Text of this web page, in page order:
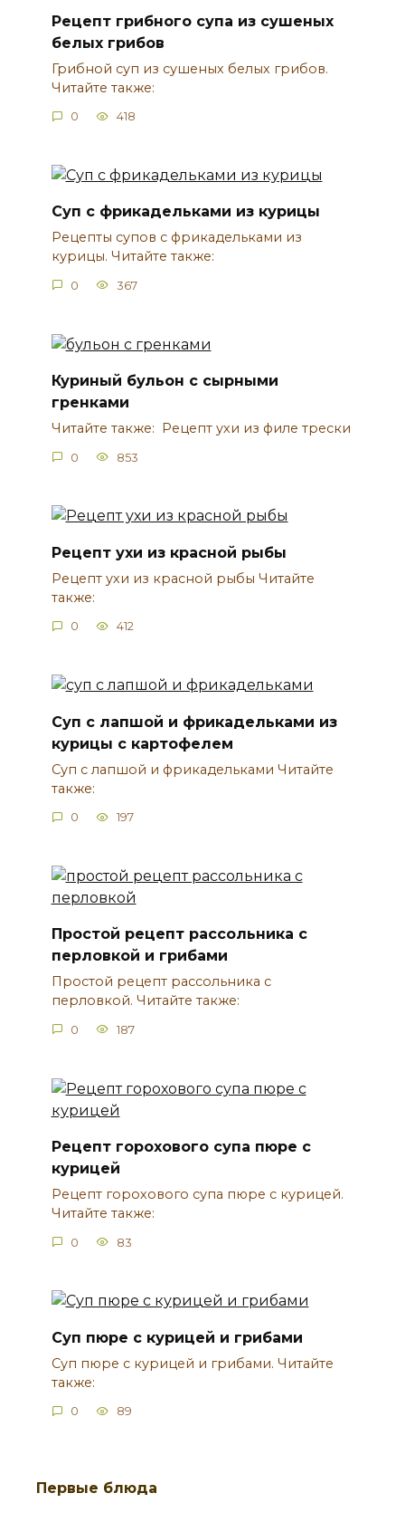
Рецепт грибного супа из сушеных
белых грибов
Грибной суп из сушеных белых грибов.
Читайте также:
0 418
Суп с фрикадельками из курицы
Рецепты супов с фрикадельками из
курицы. Читайте также:
0 367
Куриный бульон с сырными
гренками
Читайте также: Рецепт ухи из филе трески
0 853
Рецепт ухи из красной рыбы
Рецепт ухи из красной рыбы Читайте
также:
0 412
Суп с лапшой и фрикадельками из
курицы с картофелем
Суп с лапшой и фрикадельками Читайте
также:
0 197
Простой рецепт рассольника с
перловкой и грибами
Простой рецепт рассольника с
перловкой. Читайте также:
0 187
Рецепт горохового супа пюре с
курицей
Рецепт горохового супа пюре с курицей.
Читайте также:
0 83
Суп пюре с курицей и грибами
Суп пюре с курицей и грибами. Читайте
также:
0 89
Первые блюда